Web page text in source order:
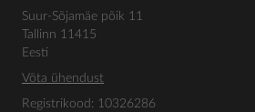
Suur-Sõjamäe põik 11
Tallinn 11415
Eesti
Võta ühendust
Registrikood: 10326286